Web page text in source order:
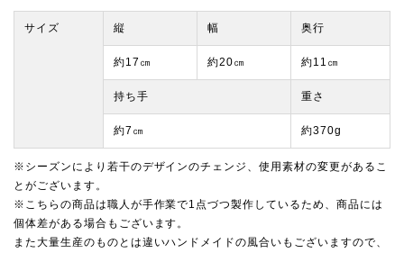
サイズ 縦 幅 奥行
約17㎝ 約20㎝ 約11㎝
持ち手 重さ
約7㎝ 約370g
※シーズンにより若干のデザインのチェンジ、使用素材の変更があるこ
とがございます。
※こちらの商品は職人が手作業で1点づつ製作しているため、商品には
個体差がある場合もございます。
また大量生産のものとは違いハンドメイドの風合いもございますので、